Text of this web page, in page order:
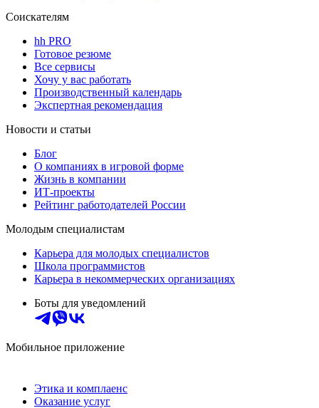
Соискателям
hh PRO
Готовое резюме
Все сервисы
Хочу у вас работать
Производственный календарь
Экспертная рекомендация
Новости и статьи
Блог
О компаниях в игровой форме
Жизнь в компании
ИТ-проекты
Рейтинг работодателей России
Молодым специалистам
Карьера для молодых специалистов
Школа программистов
Карьера в некоммерческих организациях
Боты для уведомлений
Мобильное приложение
Этика и комплаенс
Оказание услуг